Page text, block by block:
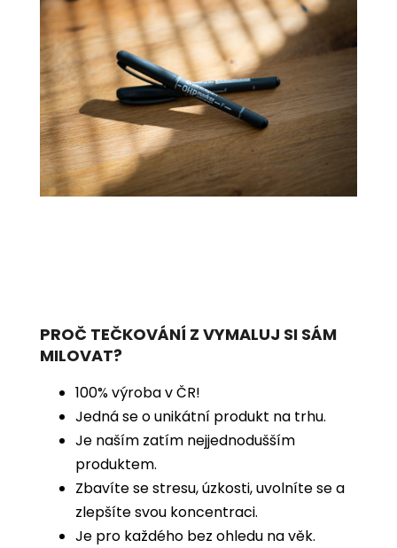
PROČ TEČKOVÁNÍ Z VYMALUJ SI SÁM
MILOVAT?
100% výroba v ČR!
Jedná se o unikátní produkt na trhu.
Je naším zatím nejjednodušším
produktem.
Zbavíte se stresu, úzkosti, uvolníte se a
zlepšíte svou koncentraci.
Je pro každého bez ohledu na věk.